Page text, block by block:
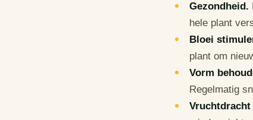
Gezondheid.
hele plant
Bloei
plant om
Vorm
Regelmatig
Vruchtdracht